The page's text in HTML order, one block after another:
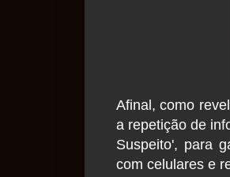
Afinal, como
a repetição de
Suspeito', para
com celulares e